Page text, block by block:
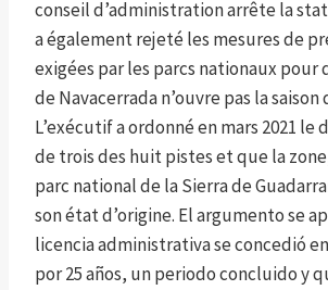
conseil d’administration arrête la
a également rejeté les mesures de
exigées par les parcs nationaux pour
de Navacerrada n’ouvre pas la saison
L’exécutif a ordonné en mars 2021
de trois des huit pistes et que la
parc national de la Sierra de
son état d’origine. El argumento se
licencia administrativa se concedió
por 25 años, un periodo concluido y